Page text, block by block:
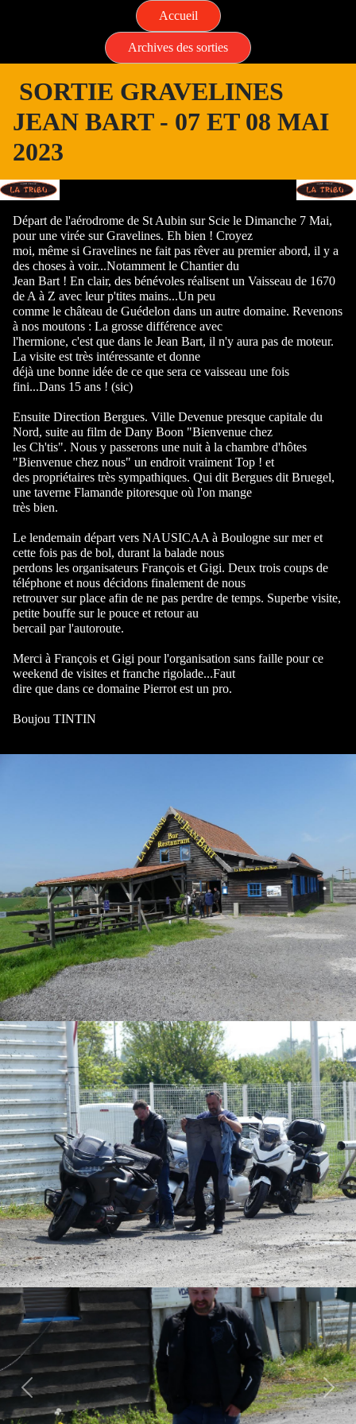
Accueil
Archives des sorties
SORTIE GRAVELINES
JEAN BART - 07 ET 08 MAI
2023
Départ de l'aérodrome de St Aubin sur Scie le Dimanche 7 Mai,
pour une virée sur Gravelines. Eh bien ! Croyez
moi, même si Gravelines ne fait pas rêver au premier abord, il y a
des choses à voir...Notamment le Chantier du
Jean Bart ! En clair, des bénévoles réalisent un Vaisseau de 1670
de A à Z avec leur p'tites mains...Un peu
comme le château de Guédelon dans un autre domaine. Revenons
à nos moutons : La grosse différence avec
l'hermione, c'est que dans le Jean Bart, il n'y aura pas de moteur.
La visite est très intéressante et donne
déjà une bonne idée de ce que sera ce vaisseau une fois
fini...Dans 15 ans ! (sic)
Ensuite Direction Bergues. Ville Devenue presque capitale du
Nord, suite au film de Dany Boon "Bienvenue chez
les Ch'tis". Nous y passerons une nuit à la chambre d'hôtes
"Bienvenue chez nous" un endroit vraiment Top ! et
des propriétaires très sympathiques. Qui dit Bergues dit Bruegel,
une taverne Flamande pitoresque où l'on mange
très bien.
Le lendemain départ vers NAUSICAA à Boulogne sur mer et
cette fois pas de bol, durant la balade nous
perdons les organisateurs François et Gigi. Deux trois coups de
téléphone et nous décidons finalement de nous
retrouver sur place afin de ne pas perdre de temps. Superbe visite,
petite bouffe sur le pouce et retour au
bercail par l'autoroute.
Merci à François et Gigi pour l'organisation sans faille pour ce
weekend de visites et franche rigolade...Faut
dire que dans ce domaine Pierrot est un pro.
Boujou TINTIN
Previous Next